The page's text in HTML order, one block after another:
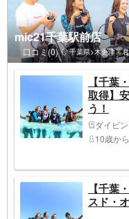
mic21千葉駅前店
口コミ(0) 千葉県>木更津・
【千葉
取得】
う！
ダイビ
10歳から
【千葉
スド・